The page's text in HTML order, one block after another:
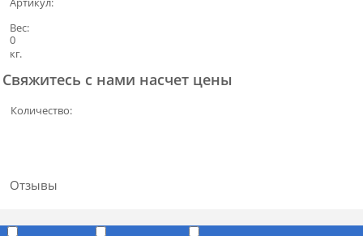
Вес:
0
кг.
Свяжитесь с нами насчет цены
Количество:
Отзывы